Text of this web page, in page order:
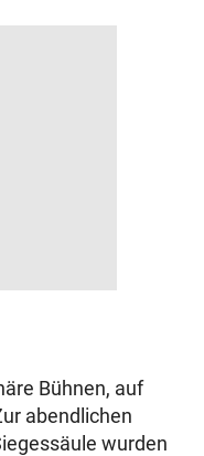
Bühnen, auf
abendlichen
wurden